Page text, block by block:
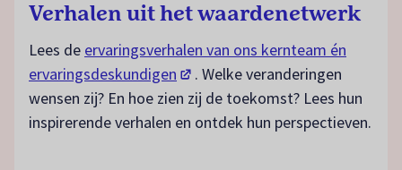
Verhalen uit het waardenetwerk
Lees de ervaringsverhalen van ons kernteam én
ervaringsdeskundigen (opent in een nieuw tabblad)
. Welke veranderingen
wensen zij? En hoe zien zij de toekomst? Lees hun
inspirerende verhalen en ontdek hun perspectieven.